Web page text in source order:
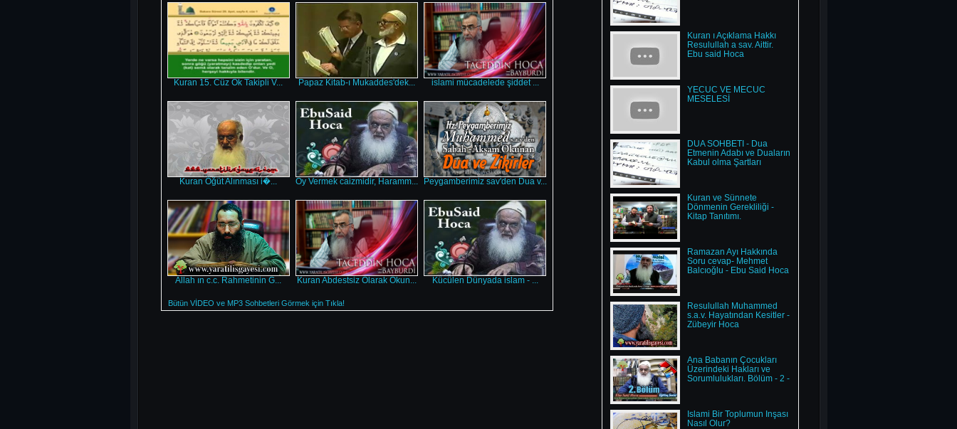
Kuran 15. Cüz Ok Takipli V... Papaz Kitab-ı Mukaddes'dek... islami mücadelede şiddet ...
Kuran Öğüt Alınması i�... Oy Vermek caizmidir, Haramm... Peygamberimiz sav'den Dua v...
Allah ın c.c. Rahmetinin G... Kuran Abdestsiz Olarak Okun... Kücülen Dünyada islam - ...
Bütün VİDEO ve MP3 Sohbetleri Görmek için Tıkla!
Kuran ı Açıklama Hakkı
Resulullah a sav. Aittir.
Ebu said Hoca
YECÜC VE MECÜC
MESELESİ
DUA SOHBETİ - Dua
Etmenin Adabı ve Duaların
Kabul olma Şartları
Kuran ve Sünnete
Dönmenin Gerekliliği -
Kitap Tanıtımı.
Ramazan Ayı Hakkında
Soru cevap- Mehmet
Balcıoğlu - Ebu Said Hoca
Resulullah Muhammed
s.a.v. Hayatından Kesitler -
Zübeyir Hoca
Ana Babanın Çocukları
Üzerindeki Hakları ve
Sorumlulukları. Bölüm - 2 -
İslami Bir Toplumun İnşası
Nasıl Olur?